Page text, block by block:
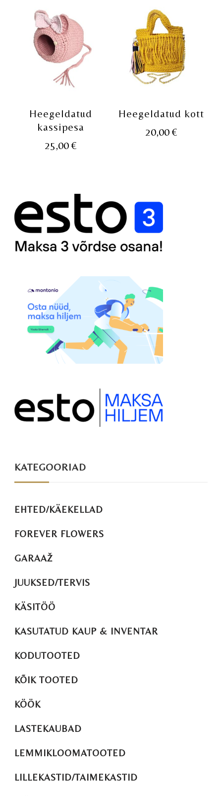
Heegeldatud
kassipesa
25,00€
Heegeldatud kott
20,00 €
KATEGOORIAD
EHTED/KÄEKELLAD
FOREVER FLOWERS
GARAAŽ
JUUKSED/TERVIS
KÄSITÖÖ
KASUTATUD KAUP & INVENTAR
KODUTOOTED
KÕIK TOOTED
KÖÖK
LASTEKAUBAD
LEMMIKLOOMATOOTED
LILLEKASTID/TAIMEKASTID